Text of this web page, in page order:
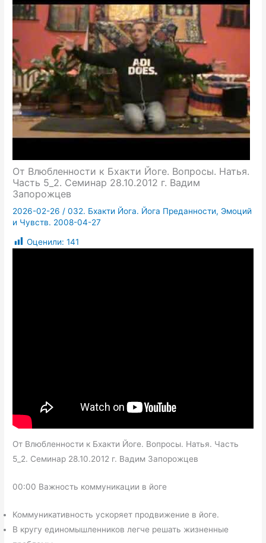
От Влюбленности к Бхакти Йоге. Вопросы. Натья.
Часть 5_2. Семинар 28.10.2012 г. Вадим
Запорожцев
2026-02-26 /032. Бхакти Йога. Йога Преданности, Эмоций
и Чувств. 2008-04-27
Оценили: 141
От Влюбленности к Бхакти Йоге. Вопросы. Натья. Часть
5_2. Семинар 28.10.2012 г. Вадим Запорожцев
00:00 Важность коммуникации в йоге
Коммуникативность ускоряет продвижение в йоге.
В кругу единомышленников легче решать жизненные